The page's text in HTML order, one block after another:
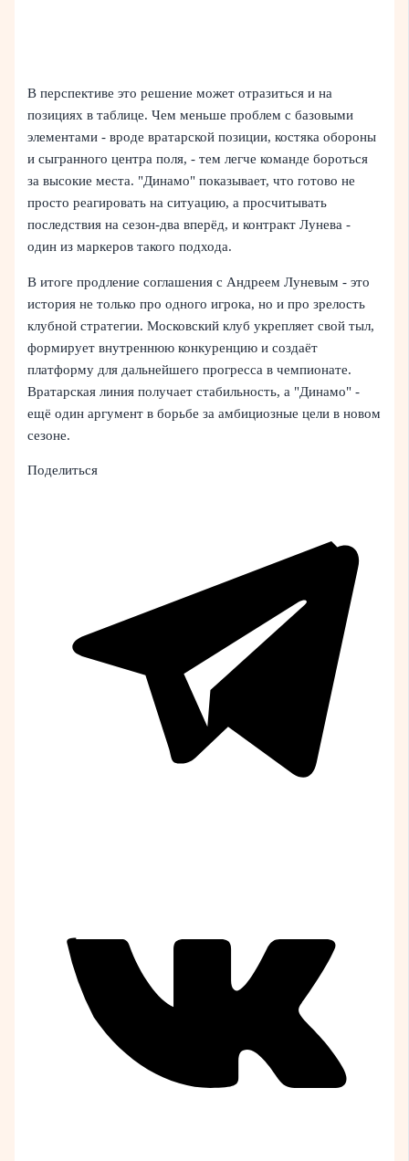
В перспективе это решение может отразиться и на
позициях в таблице. Чем меньше проблем с базовыми
элементами - вроде вратарской позиции, костяка обороны
и сыгранного центра поля, - тем легче команде бороться
за высокие места. "Динамо" показывает, что готово не
просто реагировать на ситуацию, а просчитывать
последствия на сезон-два вперёд, и контракт Лунева -
один из маркеров такого подхода.
В итоге продление соглашения с Андреем Луневым - это
история не только про одного игрока, но и про зрелость
клубной стратегии. Московский клуб укрепляет свой тыл,
формирует внутреннюю конкуренцию и создаёт
платформу для дальнейшего прогресса в чемпионате.
Вратарская линия получает стабильность, а "Динамо" -
ещё один аргумент в борьбе за амбициозные цели в новом
сезоне.
Поделиться